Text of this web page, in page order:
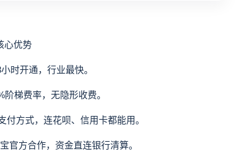
优势
开通，行业最快。
梯费率，无隐形收费。
方式，连花呗、信用卡都能用。
方合作，资金直连银行清算。